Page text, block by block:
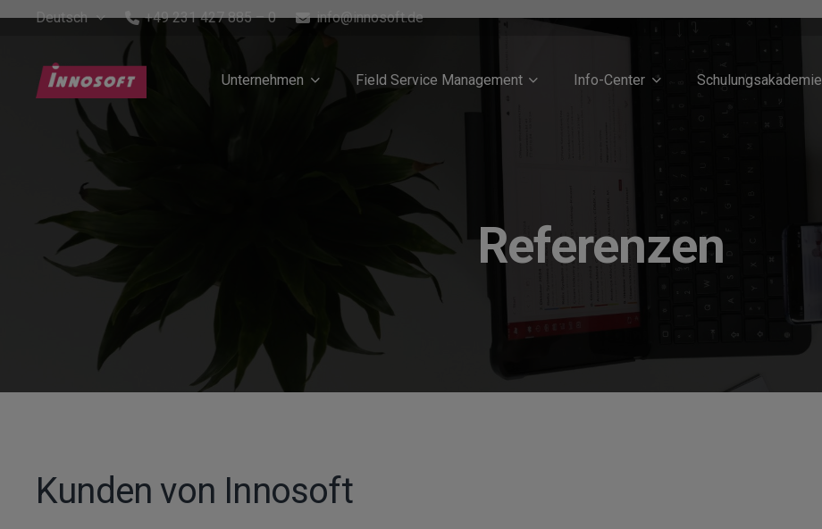
Deutsch +49 231 427 885 – 0 info@innosoft.de
Unternehmen Field Service Management Info-Center Schulungsakademie
Referenzen
Kunden von Innosoft